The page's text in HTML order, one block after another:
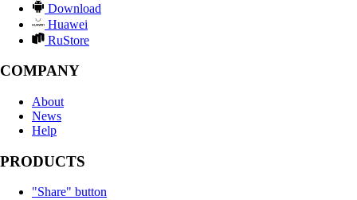
Download
Huawei
RuStore
COMPANY
About
News
Help
PRODUCTS
"Share" button